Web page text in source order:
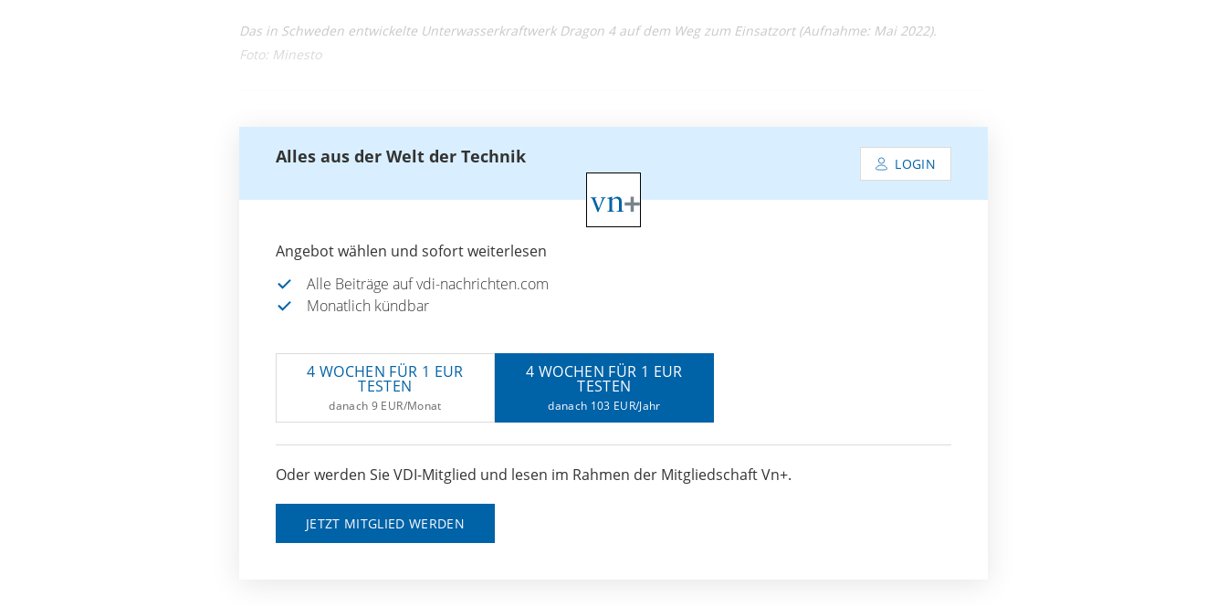
Das in Schweden entwickelte Unterwasserkraftwerk Dragon 4 auf dem Weg zum Einsatzort (Aufnahme: Mai 2022).
Foto: Minesto
Alles aus der Welt der Technik LOGIN
Angebot wählen und sofort weiterlesen
Alle Beiträge auf vdi-nachrichten.com
Monatlich kündbar
4 WOCHEN FÜR 1 EUR
TESTEN
danach 9 EUR/Monat
4 WOCHEN FÜR 1 EUR
TESTEN
danach 103 EUR/Jahr
Oder werden Sie VDI-Mitglied und lesen im Rahmen der Mitgliedschaft Vn+.
JETZT MITGLIED WERDEN